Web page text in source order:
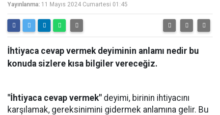
Yayınlanma: 11 Mayıs 2024 Cumartesi 01:45
İhtiyaca cevap vermek deyiminin anlamı nedir bu
konuda sizlere kısa bilgiler vereceğiz.
"İhtiyaca cevap vermek" deyimi, birinin ihtiyacını
karşılamak, gereksinimini gidermek anlamına gelir. Bu